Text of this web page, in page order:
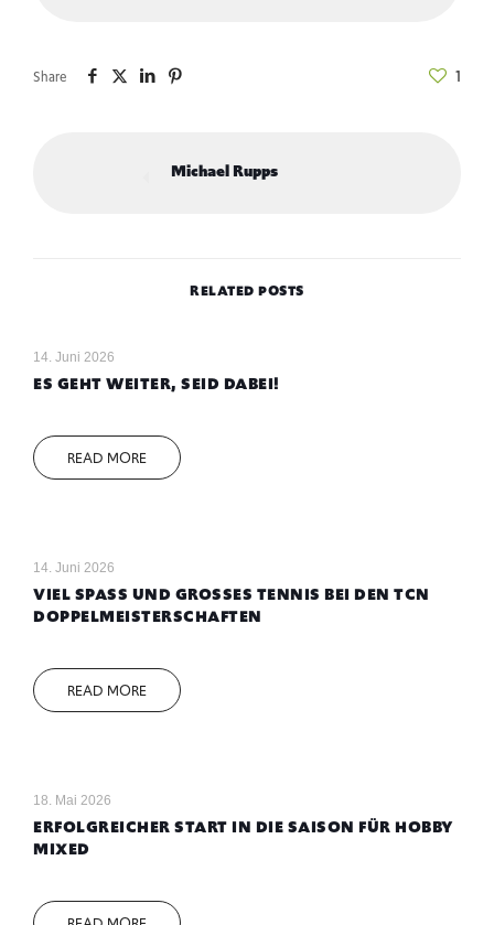
Share 1
Michael Rupps
RELATED POSTS
14. Juni 2026
ES GEHT WEITER, SEID DABEI!
READ MORE
14. Juni 2026
VIEL SPASS UND GROSSES TENNIS BEI DEN TCN DO
PPELMEISTERSCHAFTEN
READ MORE
18. Mai 2026
ERFOLGREICHER START IN DIE SAISON FÜR HOBBY
MIXED